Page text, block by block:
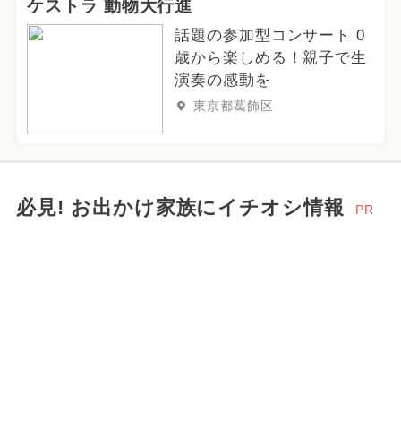
ケストラ 動物大行進
話題の参加型コンサート 0
歳から楽しめる！親子で生
演奏の感動を
東京都葛飾区
必見! お出かけ家族にイチオシ情報 PR